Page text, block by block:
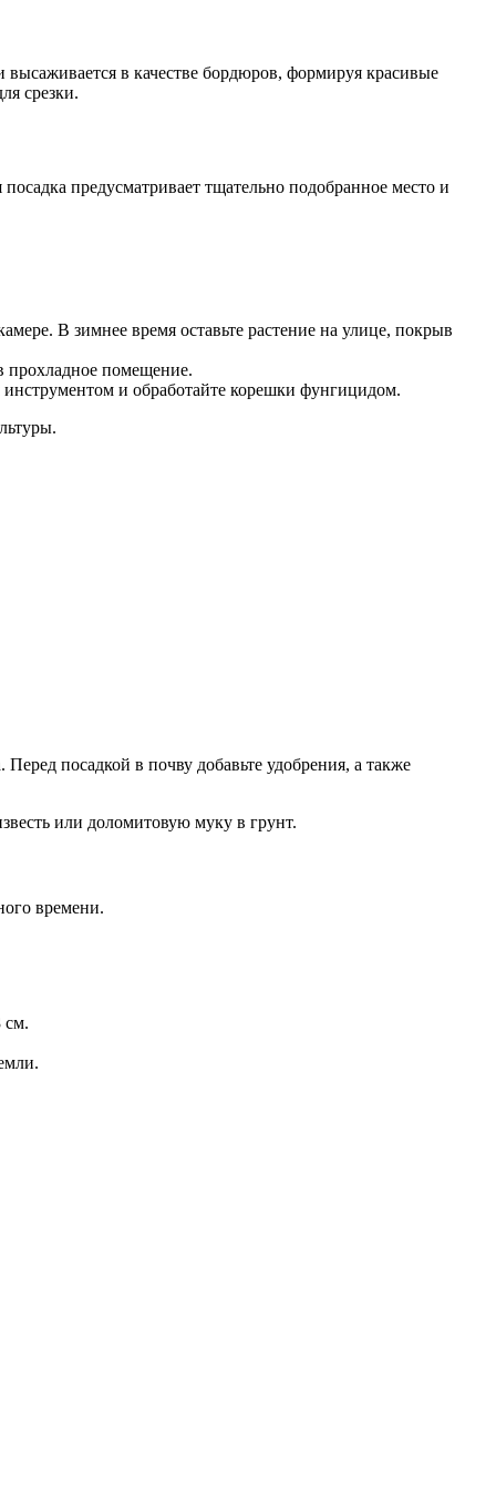
в качестве бордюров, формируя красивые
срезки.
предусматривает тщательно подобранное место и
В зимнее время оставьте растение на улице, покрыв
прохладное помещение.
и обработайте корешки фунгицидом.
посадкой в почву добавьте удобрения, а также
или доломитовую муку в грунт.
времени.
см.